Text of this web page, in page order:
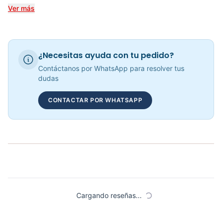
COP 3,090,000.00
Ver más
¿Necesitas ayuda con tu pedido?
Contáctanos por WhatsApp para resolver tus
dudas
CONTACTAR POR WHATSAPP
Cargando reseñas...